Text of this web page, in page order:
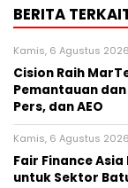
BERITA
Kamis, 6 Agustus
Cision Raih
Pemantauan
Pers, dan AEO
Kamis, 6 Agustus
Fair Finance
untuk Sektor